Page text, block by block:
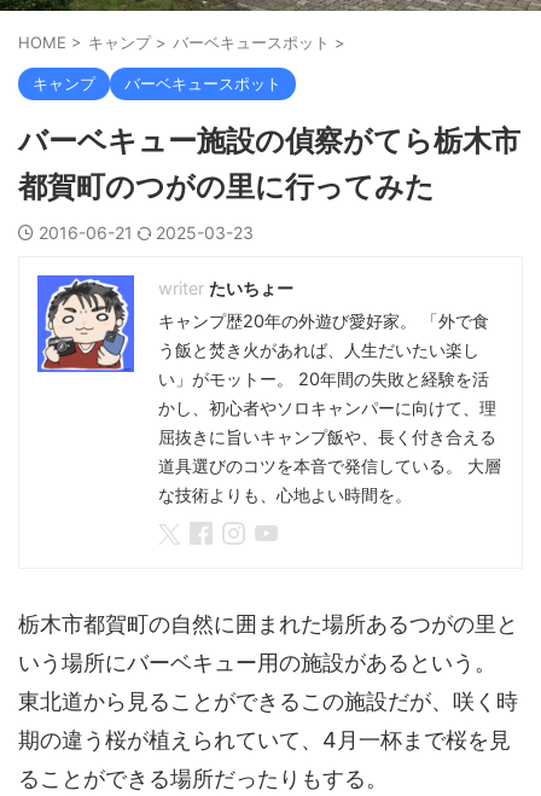
HOME > キャンプ > バーベキュースポット >
キャンプ バーベキュースポット
バーベキュー施設の偵察がてら栃木市
都賀町のつがの里に行ってみた
2016-06-21 2025-03-23
たいちょー
キャンプ歴20年の外遊び愛好家。 「外で食
う飯と焚き火があれば、人生だいたい楽し
い」がモットー。 20年間の失敗と経験を活
かし、初心者やソロキャンパーに向けて、理
屈抜きに旨いキャンプ飯や、長く付き合える
道具選びのコツを本音で発信している。 大層
な技術よりも、心地よい時間を。
栃木市都賀町の自然に囲まれた場所あるつがの里と
いう場所にバーベキュー用の施設があるという。
東北道から見ることができるこの施設だが、咲く時
期の違う桜が植えられていて、4月一杯まで桜を見
ることができる場所だったりもする。